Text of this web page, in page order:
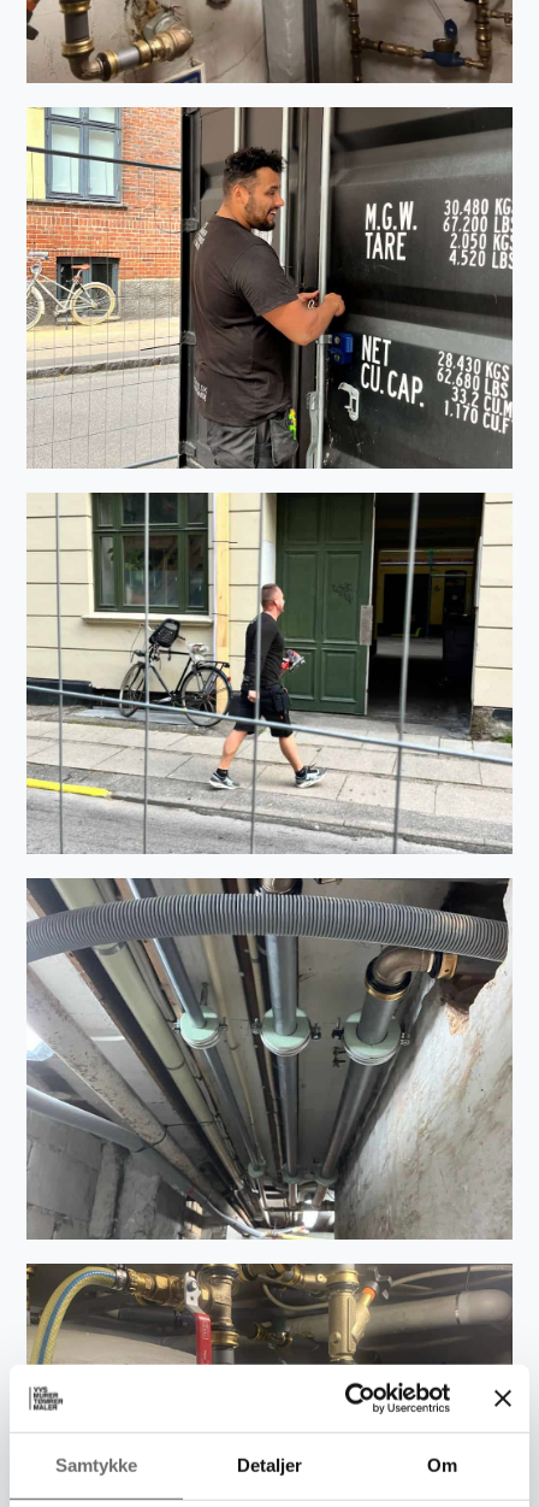
Samtykke Detaljer Om